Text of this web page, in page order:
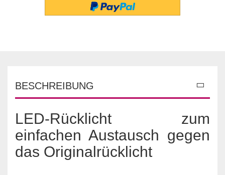
BESCHREIBUNG
LED-Rücklicht zum
einfachen Austausch gegen
das Originalrücklicht